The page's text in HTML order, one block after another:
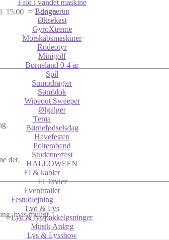
Fald i vandet maskine
Bungeerun
Øksekast
GyroXtreme
Morskabsmaskiner
Rodeotyr
Minigolf
Børneland 0-4 år
Spil
Sumodragter
Sømblok
Wipeout Sweeper
Ølgalger
Tema
Børnefødselsdag
Havefesten
Polterabend
Studenterfest
HALLOWEEN
El & kabler
El Tavler
Eventtrailer
Festudlejning
Lyd & Lys
Lyd & lys pakkeløsninger
Musik Anlæg
Lys & Lysshow
15.00 = 1 døgn.
det.
hvis muligt.